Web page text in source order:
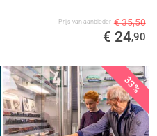
Prijs van aanbieder € 35,50
€ 24,90
33%